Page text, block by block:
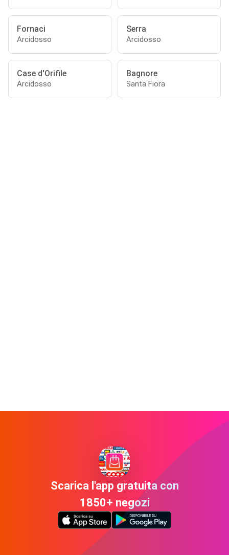
Fornaci
Arcidosso
Serra
Arcidosso
Case d'Orifile
Arcidosso
Bagnore
Santa Fiora
Scarica l'app gratuita con
1850+ negozi